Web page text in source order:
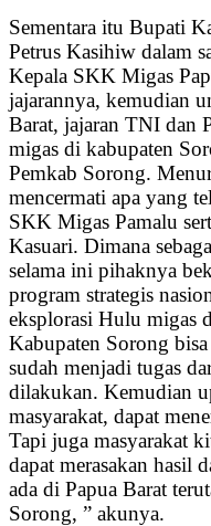
Sementara itu Bupati
Petrus Kasihiw dalam
Kepala SKK Migas
jajarannya, kemudian
Barat, jajaran TNI dan
migas di kabupaten
Pemkab Sorong.
mencermati apa yang
SKK Migas Pamalu
Kasuari. Dimana
selama ini pihaknya
program strategis
eksplorasi Hulu migas
Kabupaten Sorong
sudah menjadi tugas
dilakukan. Kemudian
masyarakat, dapat
Tapi juga masyarakat
dapat merasakan hasil
ada di Papua Barat
Sorong, ” akunya.